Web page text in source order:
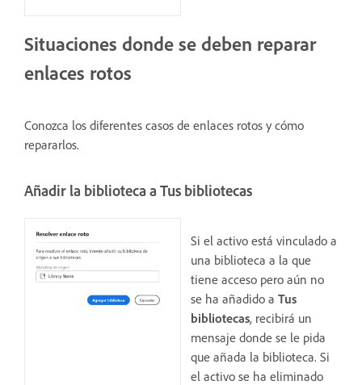
Situaciones donde se deben reparar
enlaces rotos
Conozca los diferentes casos de enlaces rotos y cómo
repararlos.
Añadir la biblioteca a Tus bibliotecas
Si el activo está vinculado a
una biblioteca a la que
tiene acceso pero aún no
se ha añadido a Tus
bibliotecas, recibirá un
mensaje donde se le pida
que añada la biblioteca. Si
el activo se ha eliminado